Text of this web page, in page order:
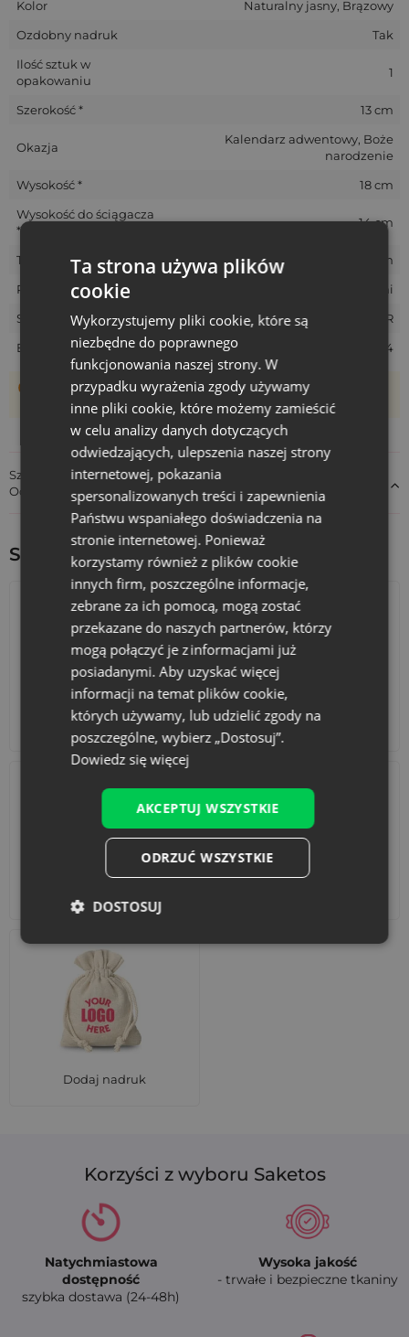
Kolor
Naturalny jasny, Brązowy
Ozdobny nadruk
Tak
Ilość sztuk w
opakowaniu
1
Szerokość * 13 cm
Okazja
Kalendarz adwentowy, Boże
narodzenie
Wysokość *
18 cm
Wysokość do ściągacza
*
14 cm
Tolerancja rozmiarów *
+/- 1 cm
Rozmiar
Średni
SKU
CA-08-JUT-1318-L.BR
EAN
5903003408024
Woreczki szyte są ręcznie, dlatego ich rzeczywisty rozmiar
może różnić +/- 1 cm
Szczegóły dotyczące zgodności produktu z przepisami:
Odpowiedzialność za produkt
Sprawdź inne ciekawe produkty:
Kalendarze adwentowe Torby bawełniane
Dodaj nadruk
Korzyści z wyboru Saketos
Natychmiastowa
dostępność
szybka dostawa (24-48h)
Wysoka jakość
- trwałe i bezpieczne tkaniny
Ta strona używa plików
cookie
Wykorzystujemy pliki cookie, które są
niezbędne do poprawnego
funkcjonowania naszej strony. W
przypadku wyrażenia zgody używamy
inne pliki cookie, które możemy zamieścić
w celu analizy danych dotyczących
odwiedzających, ulepszenia naszej strony
internetowej, pokazania
spersonalizowanych treści i zapewnienia
Państwu wspaniałego doświadczenia na
stronie internetowej. Ponieważ
korzystamy również z plików cookie
innych firm, poszczególne informacje,
zebrane za ich pomocą, mogą zostać
przekazane do naszych partnerów, którzy
mogą połączyć je z informacjami już
posiadanymi. Aby uzyskać więcej
informacji na temat plików cookie,
których używamy, lub udzielić zgody na
poszczególne, wybierz „Dostosuj”.
Dowiedz się więcej
AKCEPTUJ WSZYSTKIE
ODRZUĆ WSZYSTKIE
DOSTOSUJ